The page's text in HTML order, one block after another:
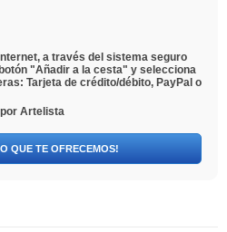
a través del sistema seguro
"Añadir a la cesta" y selecciona
Tarjeta de crédito/débito, PayPal o
Artelista
QUE TE OFRECEMOS!